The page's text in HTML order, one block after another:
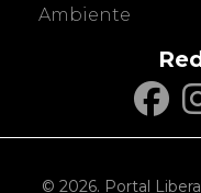
Ambiente
© 2026. Portal